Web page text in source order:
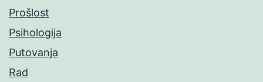
Prošlost
Psihologija
Putovanja
Rad